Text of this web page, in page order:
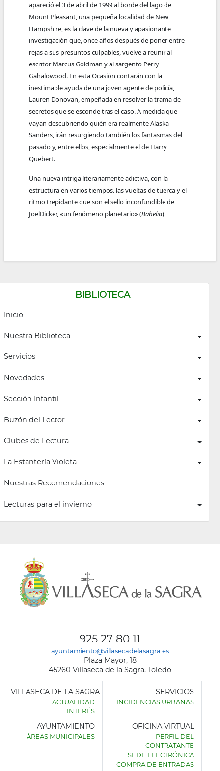
BIBLIOTECA
Inicio
Nuestra Biblioteca
Servicios
Novedades
Sección Infantil
Buzón del Lector
Clubes de Lectura
La Estantería Violeta
Nuestras Recomendaciones
Lecturas para el invierno
apareció el 3 de abril de 1999 al borde del lago de
Mount Pleasant, una pequeña localidad de New
Hampshire, es la clave de la nueva y apasionante
investigación que, once años después de poner entre
rejas a sus presuntos culpables, vuelve a reunir al
escritor Marcus Goldman y al sargento Perry
Gahalowood. En esta Ocasión contarán con la
inestimable ayuda de una joven agente de policía,
Lauren Donovan, empeñada en resolver la trama de
secretos que se esconde tras el caso. A medida que
vayan descubriendo quién era realmente Alaska
Sanders, irán resurgiendo también los fantasmas del
pasado y, entre ellos, especialmente el de Harry
Quebert.
Una nueva intriga literariamente adictiva, con la
estructura en varios tiempos, las vueltas de tuerca y el
ritmo trepidante que son el sello inconfundible de
JoëlDicker, «un fenómeno planetario» (Babelia).
925 27 80 11
ayuntamiento@villasecadelasagra.es
Plaza Mayor, 18
45260 Villaseca de la Sagra, Toledo
AYUNTAMIENTO
VILLASECA DE LA SAGRA
ACTUALIDAD
INTERÉS
SERVICIOS
INCIDENCIAS URBANAS
AYUNTAMIENTO
ÁREAS MUNICIPALES
OFICINA VIRTUAL
PERFIL DEL
CONTRATANTE
SEDE ELECTRÓNICA
COMPRA DE ENTRADAS